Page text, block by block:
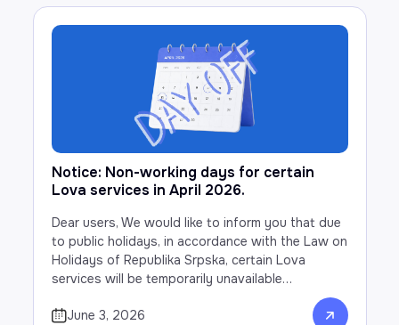
Notice: Non-working days for certain
Lova services in April 2026.
Dear users, We would like to inform you that due
to public holidays, in accordance with the Law on
Holidays of Republika Srpska, certain Lova
services will be temporarily unavailable…
June 3, 2026